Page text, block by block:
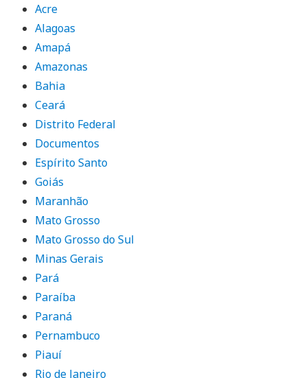
Acre
Alagoas
Amapá
Amazonas
Bahia
Ceará
Distrito Federal
Documentos
Espírito Santo
Goiás
Maranhão
Mato Grosso
Mato Grosso do Sul
Minas Gerais
Pará
Paraíba
Paraná
Pernambuco
Piauí
Rio de Janeiro